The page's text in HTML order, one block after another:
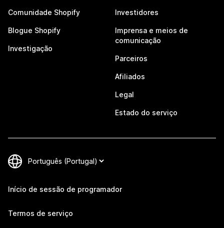
Comunidade Shopify
Blogue Shopify
Investigação
Investidores
Imprensa e meios de
comunicação
Parceiros
Afiliados
Legal
Estado do serviço
Início de sessão de programador
Termos de serviço